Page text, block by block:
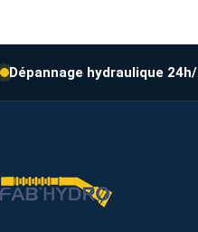
Dépannage hydraulique